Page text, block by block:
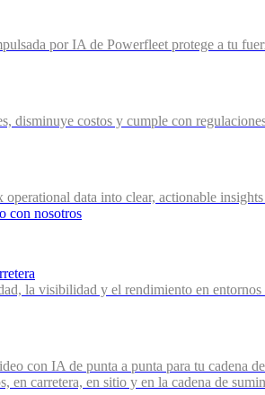
por IA de Powerfleet protege a tu
disminuye costos y cumple con
operational data into clear, actionable
con nosotros
la visibilidad y el rendimiento en
con IA de punta a punta para tu cadena
en carretera, en sitio y en la cadena de